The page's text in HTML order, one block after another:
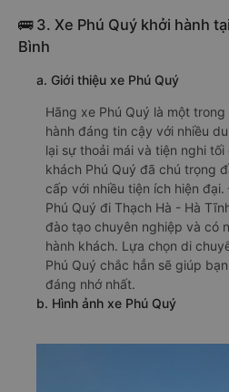
🚌 3. Xe Phú Quý khởi hành
Bình
a. Giới thiệu xe Phú Quý
Hãng xe Phú Quý là một
hành đáng tin cậy với nhiều
lại sự thoải mái và tiện nghi
khách Phú Quý đã chú trọng
cấp với nhiều tiện ích hiện
Phú Quý đi Thạch Hà - Hà
đào tạo chuyên nghiệp và có
hành khách. Lựa chọn di
Phú Quý chắc hẳn sẽ giúp
đáng nhớ nhất.
b. Hình ảnh xe Phú Quý